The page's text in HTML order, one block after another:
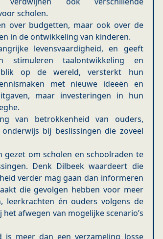
scholen.
over budgetten, maar ook over de
in de ontwikkeling van kinderen.
levensvaardigheid, en geeft
stimuleren taalontwikkeling en
op de wereld, versterkt hun
met nieuwe ideeën en
maar investeringen in hun
van betrokkenheid van ouders,
bij beslissingen die zoveel
gezet om scholen en schoolraden te
Denk Dilbeek waardeert die
verder mag gaan dan informeren
die gevolgen hebben voor meer
leerkrachten én ouders volgens de
afwegen van mogelijke scenario’s
is meer dan een verzameling losse